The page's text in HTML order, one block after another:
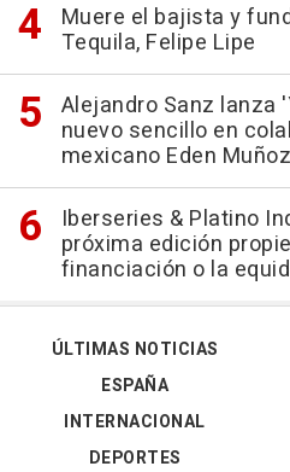
Muere el bajista y
Tequila, Felipe Lipe
Alejandro Sanz lanza
nuevo sencillo en
mexicano Eden Muñoz
Iberseries & Platino
próxima edición
financiación o la
ÚLTIMAS NOTICIAS
ESPAÑA
INTERNACIONAL
DEPORTES